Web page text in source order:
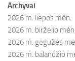
Archyvai
2026 m. liepos mėn.
2026 m. birželio mėn.
2026 m. gegužės
2026 m. balandžio